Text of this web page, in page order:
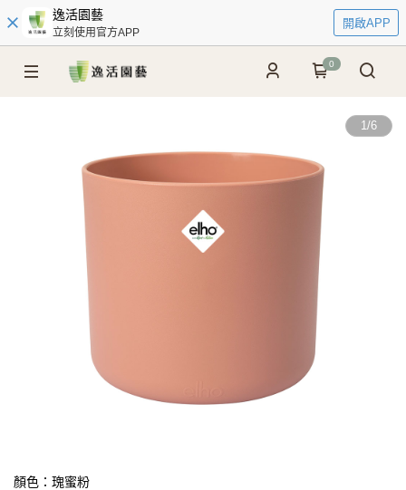
逸活園藝
立刻使用官方APP
開啟APP
0
1/6
顏色：瑰蜜粉